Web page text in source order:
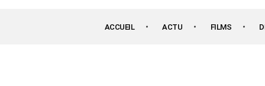
ACCUEIL ACTU FILMS